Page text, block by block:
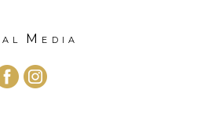
Media